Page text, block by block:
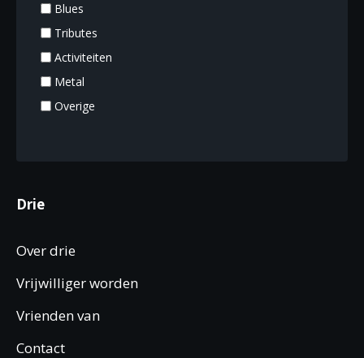
Blues
Tributes
Activiteiten
Metal
Overige
Drie
Over drie
Vrijwilliger worden
Vrienden van
Contact